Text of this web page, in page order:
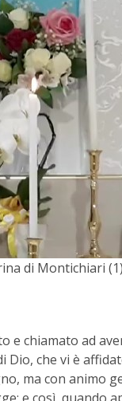
di Montichiari
e chiamato ad
Dio, che vi è
ma con animo